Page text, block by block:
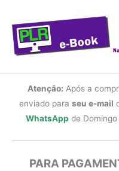
conteúdo
Atenção: Após a
enviado para seu e-mail
WhatsApp de
PARA